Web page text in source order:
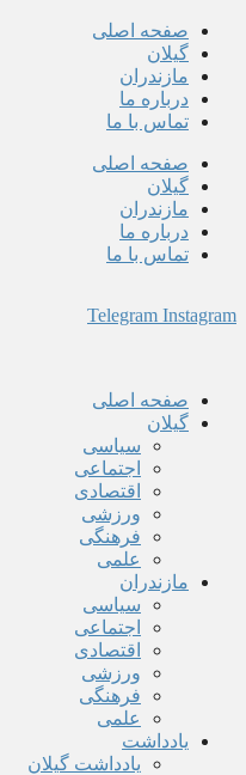
پرش
محتوا
صفحه اصلی
گیلان
مازندران
درباره ما
تماس با ما
صفحه اصلی
گیلان
مازندران
درباره ما
تماس با ما
Telegram Instagram
صفحه اصلی
گیلان
سیاسی
اجتماعی
اقتصادی
ورزشی
فرهنگی
علمی
مازندران
سیاسی
اجتماعی
اقتصادی
ورزشی
فرهنگی
علمی
یادداشت
یادداشت گیلان